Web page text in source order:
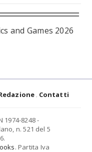
and Games 2026
Contatti
1974-8248 -
n. 521 del 5
. Partita Iva